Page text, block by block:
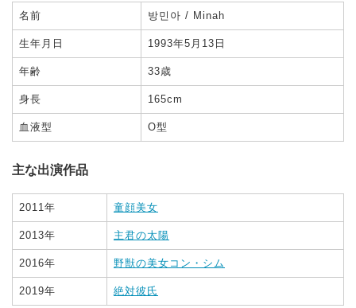
名前 방민아 / Minah
生年月日 1993年5月13日
年齢 33歳
身長 165cm
血液型 O型
主な出演作品
2011年 童顔美女
2013年 主君の太陽
2016年 野獣の美女コン・シム
2019年 絶対彼氏